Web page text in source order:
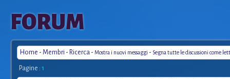
The
Origins
FORUM
Home - Membri - Ricerca - Mostra i nuovi messaggi - Segna tutte le discussioni come
Pagine : 1